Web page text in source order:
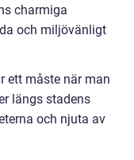
charmiga
och miljövänligt
ett måste när man
längs stadens
och njuta av